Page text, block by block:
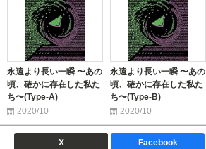
永遠より長い一瞬 〜あの
頃、確かに存在した私た
ち〜(Type-A)
2020/10
永遠より長い一瞬 〜あの
頃、確かに存在した私た
ち〜(Type-B)
2020/10
X Facebook